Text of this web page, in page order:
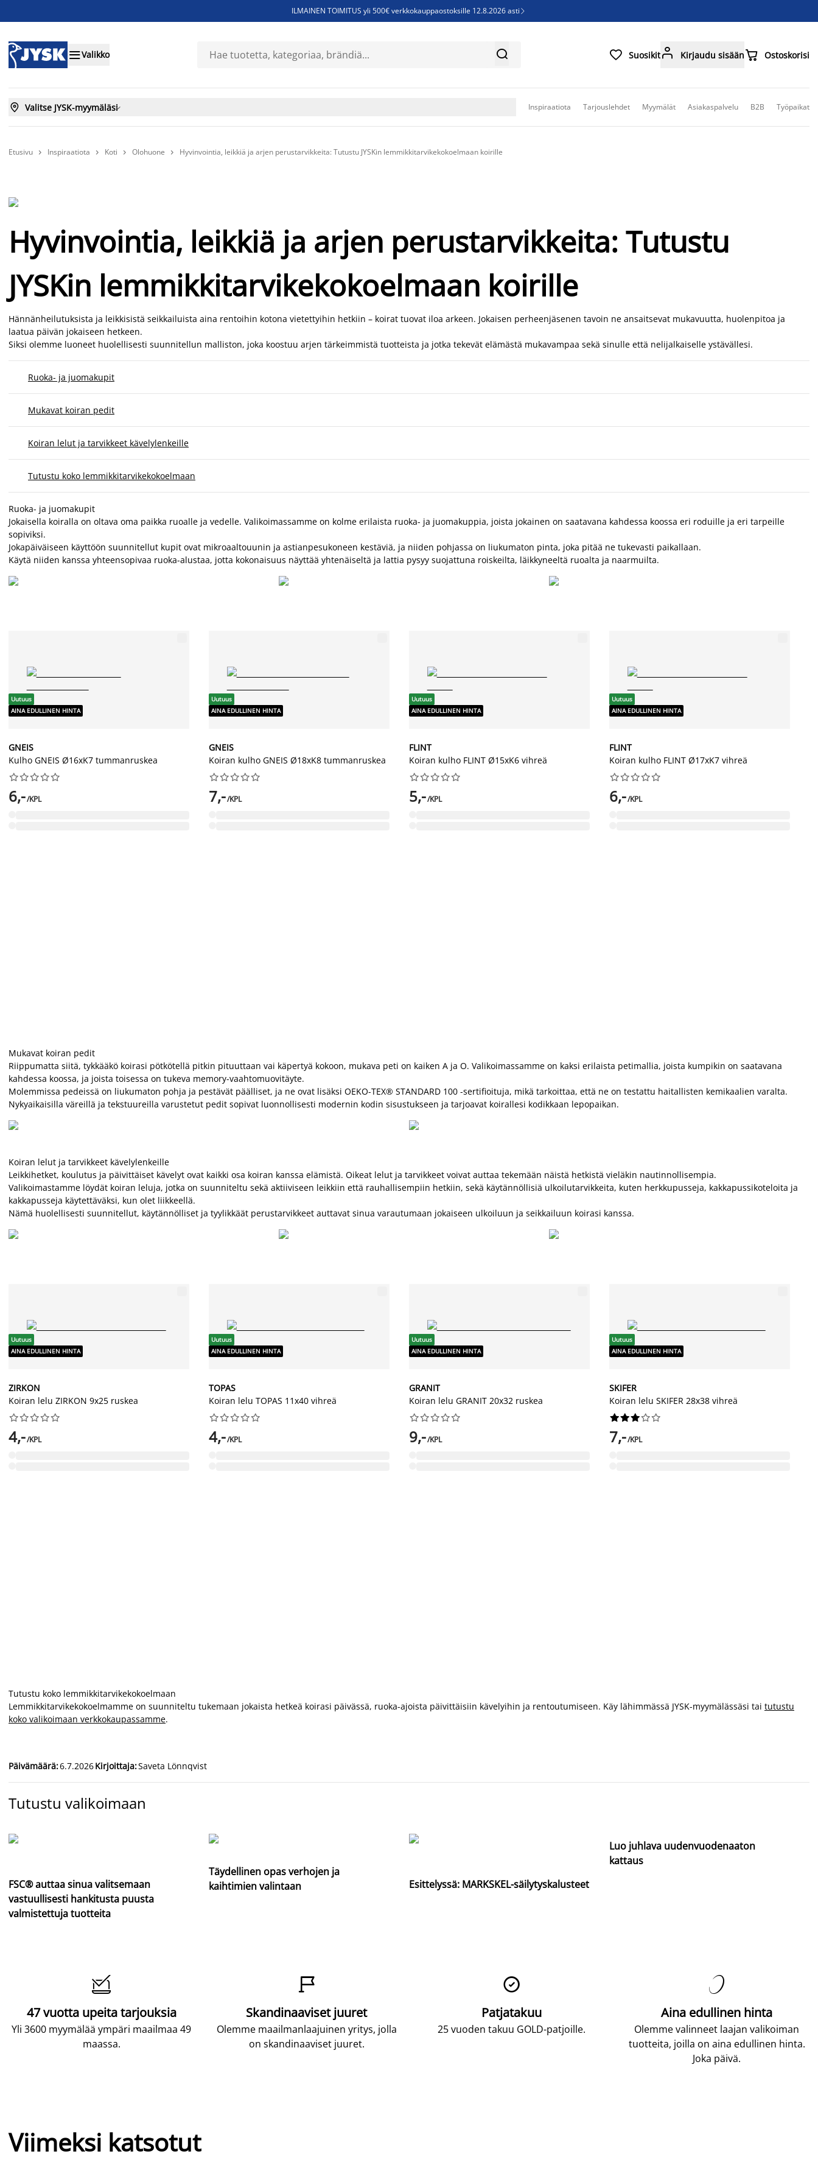
ILMAINEN TOIMITUS yli 500€ verkkokauppaostoksille 12.8.2026 asti 
Sijauspatjoja - Säästä jopa 60%
Valikko   Suosikit Kirjaudu sisään Ostoskorisi
 Valitse JYSK-myymäläsi Inspiraatiota Tarjouslehdet Myymälät Asiakaspalvelu B2B Työpaikat
Etusivu  Inspiraatiota  Koti  Olohuone  Hyvinvointia, leikkiä ja arjen perustarvikkeita: Tutustu JYSKin lemmikkitarvikekokoelmaan koirille
Hyvinvointia, leikkiä ja arjen perustarvikkeita: Tutustu
JYSKin lemmikkitarvikekokoelmaan koirille
Hännänheilutuksista ja leikkisistä seikkailuista aina rentoihin kotona vietettyihin hetkiin – koirat tuovat iloa arkeen. Jokaisen perheenjäsenen tavoin ne ansaitsevat mukavuutta, huolenpitoa ja
laatua päivän jokaiseen hetkeen.
Siksi olemme luoneet huolellisesti suunnitellun malliston, joka koostuu arjen tärkeimmistä tuotteista ja jotka tekevät elämästä mukavampaa sekä sinulle että nelijalkaiselle ystävällesi.
Ruoka- ja juomakupit
Mukavat koiran pedit
Koiran lelut ja tarvikkeet kävelylenkeille
Tutustu koko lemmikkitarvikekokoelmaan
Ruoka- ja juomakupit
Jokaisella koiralla on oltava oma paikka ruoalle ja vedelle. Valikoimassamme on kolme erilaista ruoka- ja juomakuppia, joista jokainen on saatavana kahdessa koossa eri roduille ja eri tarpeille
sopiviksi.
Jokapäiväiseen käyttöön suunnitellut kupit ovat mikroaaltouunin ja astianpesukoneen kestäviä, ja niiden pohjassa on liukumaton pinta, joka pitää ne tukevasti paikallaan.
Käytä niiden kanssa yhteensopivaa ruoka-alustaa, jotta kokonaisuus näyttää yhtenäiseltä ja lattia pysyy suojattuna roiskeilta, läikkyneeltä ruoalta ja naarmuilta.
Uutuus
AINA EDULLINEN HINTA
GNEIS
Kulho GNEIS Ø16xK7 tummanruskea






6,-/KPL
Uutuus
AINA EDULLINEN HINTA
GNEIS
Koiran kulho GNEIS Ø18xK8 tummanruskea






7,-/KPL
Uutuus
AINA EDULLINEN HINTA
FLINT
Koiran kulho FLINT Ø15xK6 vihreä






5,-/KPL
Uutuus
AINA EDULLINEN HINTA
FLINT
Koiran kulho FLINT Ø17xK7 vihreä






6,-/KPL
Mukavat koiran pedit
Riippumatta siitä, tykkääkö koirasi pötkötellä pitkin pituuttaan vai käpertyä kokoon, mukava peti on kaiken A ja O. Valikoimassamme on kaksi erilaista petimallia, joista kumpikin on saatavana
kahdessa koossa, ja joista toisessa on tukeva memory-vaahtomuovitäyte.
Molemmissa pedeissä on liukumaton pohja ja pestävät päälliset, ja ne ovat lisäksi OEKO-TEX® STANDARD 100 -sertifioituja, mikä tarkoittaa, että ne on testattu haitallisten kemikaalien varalta.
Nykyaikaisilla väreillä ja tekstuureilla varustetut pedit sopivat luonnollisesti modernin kodin sisustukseen ja tarjoavat koirallesi kodikkaan lepopaikan.
Koiran lelut ja tarvikkeet kävelylenkeille
Leikkihetket, koulutus ja päivittäiset kävelyt ovat kaikki osa koiran kanssa elämistä. Oikeat lelut ja tarvikkeet voivat auttaa tekemään näistä hetkistä vieläkin nautinnollisempia.
Valikoimastamme löydät koiran leluja, jotka on suunniteltu sekä aktiiviseen leikkiin että rauhallisempiin hetkiin, sekä käytännöllisiä ulkoilutarvikkeita, kuten herkkupusseja, kakkapussikoteloita ja
kakkapusseja käytettäväksi, kun olet liikkeellä.
Nämä huolellisesti suunnitellut, käytännölliset ja tyylikkäät perustarvikkeet auttavat sinua varautumaan jokaiseen ulkoiluun ja seikkailuun koirasi kanssa.
Uutuus
AINA EDULLINEN HINTA
ZIRKON
Koiran lelu ZIRKON 9x25 ruskea






4,-/KPL
Uutuus
AINA EDULLINEN HINTA
TOPAS
Koiran lelu TOPAS 11x40 vihreä






4,-/KPL
Uutuus
AINA EDULLINEN HINTA
GRANIT
Koiran lelu GRANIT 20x32 ruskea






9,-/KPL
Uutuus
AINA EDULLINEN HINTA
SKIFER
Koiran lelu SKIFER 28x38 vihreä






7,-/KPL
Tutustu koko lemmikkitarvikekokoelmaan
Lemmikkitarvikekokoelmamme on suunniteltu tukemaan jokaista hetkeä koirasi päivässä, ruoka-ajoista päivittäisiin kävelyihin ja rentoutumiseen. Käy lähimmässä JYSK-myymälässäsi tai tutustu
koko valikoimaan verkkokaupassamme.
Päivämäärä:6.7.2026Kirjoittaja:Saveta Lönnqvist
Tutustu valikoimaan
FSC® auttaa sinua valitsemaan
vastuullisesti hankitusta puusta
valmistettuja tuotteita
Täydellinen opas verhojen ja
kaihtimien valintaan
Esittelyssä: MARKSKEL-säilytyskalusteet
Luo juhlava uudenvuodenaaton
kattaus

47 vuotta upeita tarjouksia
Yli 3600 myymälää ympäri maailmaa 49
maassa.

Skandinaaviset juuret
Olemme maailmanlaajuinen yritys, jolla
on skandinaaviset juuret.

Patjatakuu
25 vuoden takuu GOLD-patjoille.

Aina edullinen hinta
Olemme valinneet laajan valikoiman
tuotteita, joilla on aina edullinen hinta.
Joka päivä.
Viimeksi katsotut